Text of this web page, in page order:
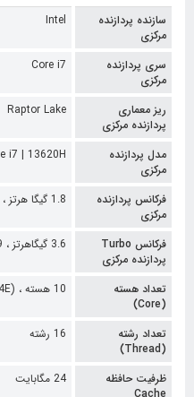
سازنده پردازنده
مرکزی
Intel
سری پردازنده
مرکزی
Core i7
ریز معماری
پردازنده مرکزی
Raptor Lake
مدل پردازنده
مرکزی
i7 | 13620H
فرکانس پردازنده
مرکزی
1.8 گیگا هرتز ،
فرکانس Turbo
پردازنده مرکزی
3.6 گیگاهرتز ،
تعداد هسته
(Core)
10 هسته ، (6P + 4E)
تعداد رشته
(Thread)
16 رشته
ظرفیت حافظه
24 مگابایت